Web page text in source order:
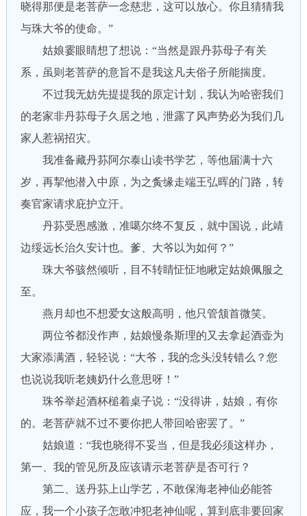
晓得那便是老菩萨一念慈悲，这可以放心。你且猜猜我
与珠大爷的使命。”
姑娘霎眼睛想了想说：“当然是跟丹荪母子有关
系，虽则老菩萨的意旨不是我这凡夫俗子所能揣度。
不过我无妨先提提我的原定计划，我认为哈密我们
的老家非丹荪母子久居之地，泄露了风声势必为我们几
家人惹祸招灾。
我准备藏丹荪阿尔泰山读书学艺，等他届满十六
岁，再挈他潜入中原，为之夤缘走端王弘晖的门路，转
奏官家请求庇护立汗。
丹荪受恩感激，准噶尔终不复反，就中国说，此靖
边绥远长治久安计也。爹、大爷以为如何？”
珠大爷骇然倾听，目不转睛怔怔地瞅定姑娘佩服之
至。
燕月却也不想爱女这般高明，他只管颔首微笑。
两位爷都没作声，姑娘慢条斯理的又去拿起酒壶为
大家添满酒，轻轻说：“大爷，我的念头没转错么？您
也说说我听老姨奶什么意思呀！”
珠爷举起酒杯槌着桌子说：“没得讲，姑娘，有你
的。老菩萨就不过不要你把人带回哈密罢了。”
姑娘道：“我也晓得不妥当，但是我必须这样办，
第一、我的管见所及应该请示老菩萨是否可行？
第二、送丹荪上山学艺，不敢保海老神仙必能答
应，我一个小孩子怎敢冲犯老神仙呢，算到底非要回家